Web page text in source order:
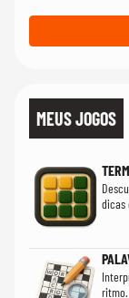
MEUS JOGOS
dicas
ritmo.